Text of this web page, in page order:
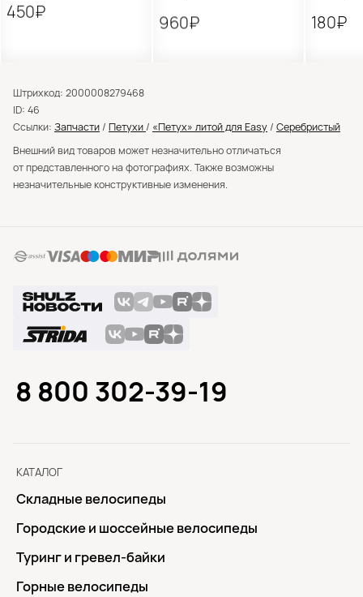
450₽
960₽ 180₽
Штрихкод: 2000008279468
ID: 46
Ссылки: Запчасти / Петухи / «Петух» литой для Easy / Серебристый
Внешний вид товаров может незначительно отличаться
от представленного на фотографиях. Также возможны
незначительные конструктивные изменения.
КАТАЛОГ
Складные велосипеды
Городские и шоссейные велосипеды
Туринг и гревел-байки
Горные велосипеды
8 800 302-39-19